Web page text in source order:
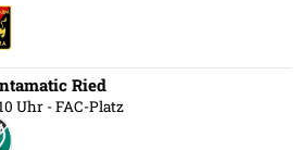
Ried
Uhr - FAC-Platz